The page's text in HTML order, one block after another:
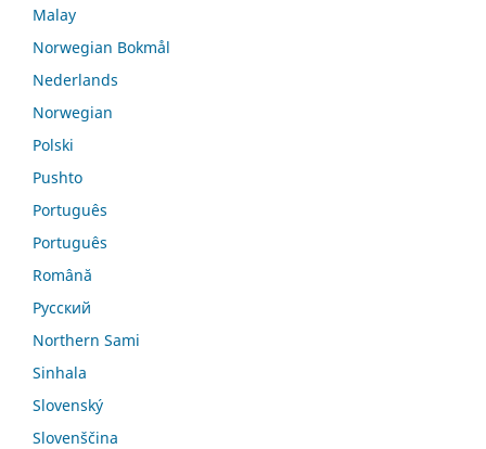
Malay
Norwegian Bokmål
Nederlands
Norwegian
Polski
Pushto
Português
Português
Română
Русский
Northern Sami
Sinhala
Slovenský
Slovenščina